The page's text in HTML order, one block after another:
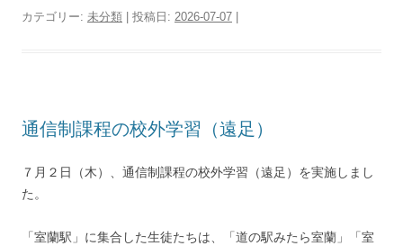
カテゴリー: 未分類 | 投稿日: 2026-07-07
通信制課程の校外学習（遠足）
７月２日（木）、通信制課程の校外学習（遠足）を実施しまし
た。
「室蘭駅」に集合した生徒たちは、「道の駅みたら室蘭」「室